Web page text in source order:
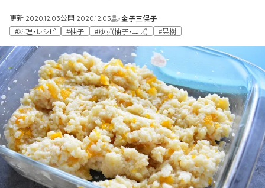
更新 2020.12.03公開 2020.12.03
金子三保子
#料理・レシピ
#柚子 #ゆず(柚子・ユズ) #果樹